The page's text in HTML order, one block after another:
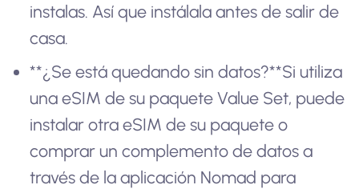
instalas. Así que instálala antes de salir de
casa.
**¿Se está quedando sin datos?**Si utiliza
una eSIM de su paquete Value Set, puede
instalar otra eSIM de su paquete o
comprar un complemento de datos a
través de la aplicación Nomad para